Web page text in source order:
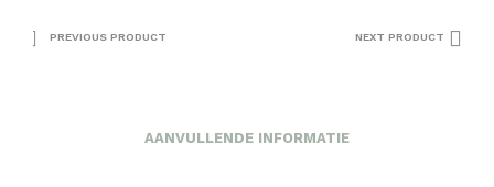
PREVIOUS PRODUCT NEXT PRODUCT
AANVULLENDE INFORMATIE